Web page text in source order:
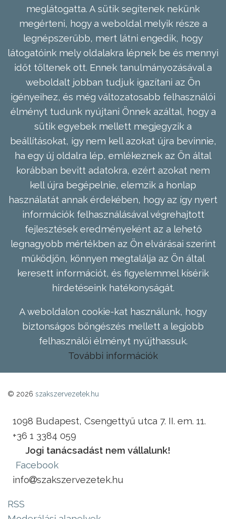
meglátogatta. A sütik segítenek nekünk
megérteni, hogy a weboldal melyik része a
legnépszerűbb, mert látni engedik, hogy
látogatóink mely oldalakra lépnek be és mennyi
időt töltenek ott. Ennek tanulmányozásával a
weboldalt jobban tudjuk igazítani az Ön
igényeihez, és még változatosabb felhasználói
élményt tudunk nyújtani Önnek azáltal, hogy a
sütik egyebek mellett megjegyzik a
beállításokat, így nem kell azokat újra bevinnie,
ha egy új oldalra lép, emlékeznek az Ön által
korábban bevitt adatokra, ezért azokat nem
kell újra begépelnie, elemzik a honlap
használatát annak érdekében, hogy az így nyert
információk felhasználásával végrehajtott
fejlesztések eredményeként az a lehető
legnagyobb mértékben az Ön elvárásai szerint
működjön, könnyen megtalálja az Ön által
keresett információt, és figyelemmel kísérik
hirdetéseink hatékonyságát.
A weboldalon cookie-kat használunk, hogy
biztonságos böngészés mellett a legjobb
felhasználói élményt nyújthassuk.
További információk
© 2026 szakszervezetek.hu
1098 Budapest, Csengettyű utca 7. II. em. 11.
+36 1 3384 059
Jogi tanácsadást nem vállalunk!
Facebook
info
szakszervezetek.hu
RSS